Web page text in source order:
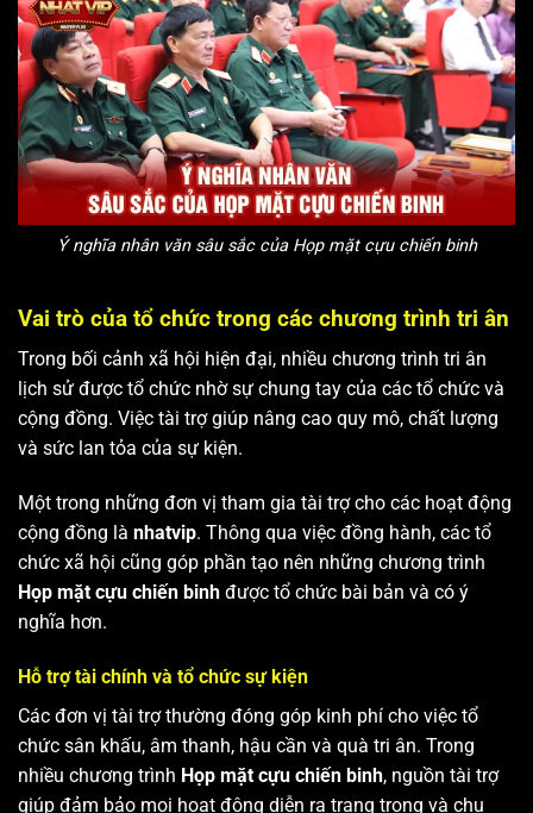
Ý nghĩa nhân văn sâu sắc của Họp mặt cựu chiến binh
Vai trò của tổ chức trong các chương trình tri ân
Trong bối cảnh xã hội hiện đại, nhiều chương trình tri ân
lịch sử được tổ chức nhờ sự chung tay của các tổ chức và
cộng đồng. Việc tài trợ giúp nâng cao quy mô, chất lượng
và sức lan tỏa của sự kiện.
Một trong những đơn vị tham gia tài trợ cho các hoạt động
cộng đồng là nhatvip. Thông qua việc đồng hành, các tổ
chức xã hội cũng góp phần tạo nên những chương trình
Họp mặt cựu chiến binh được tổ chức bài bản và có ý
nghĩa hơn.
Hỗ trợ tài chính và tổ chức sự kiện
Các đơn vị tài trợ thường đóng góp kinh phí cho việc tổ
chức sân khấu, âm thanh, hậu cần và quà tri ân. Trong
nhiều chương trình Họp mặt cựu chiến binh, nguồn tài trợ
giúp đảm bảo mọi hoạt động diễn ra trang trọng và chu